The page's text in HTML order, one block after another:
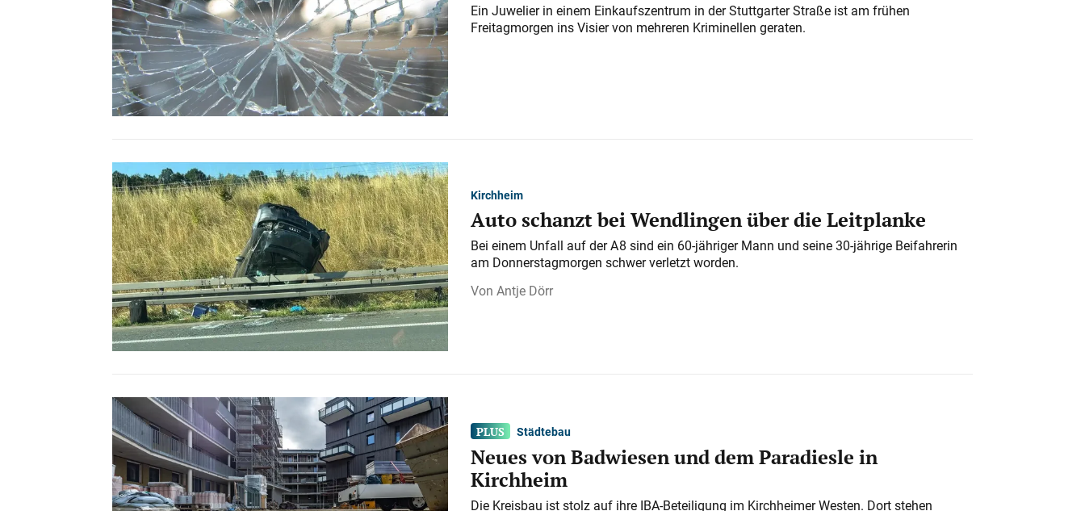
Ein Juwelier in einem Einkaufszentrum in der Stuttgarter Straße ist am frühen
Freitagmorgen ins Visier von mehreren Kriminellen geraten.
Kirchheim
Auto schanzt bei Wendlingen über die Leitplanke
Bei einem Unfall auf der A 8 sind ein 60-jähriger Mann und seine 30-jährige Beifahrerin
am Donnerstagmorgen schwer verletzt worden.
Antje Dörr
Städtebau
Neues von Badwiesen und dem Paradiesle in
Kirchheim
Die Kreisbau ist stolz auf ihre IBA-Beteiligung im Kirchheimer Westen. Dort stehen